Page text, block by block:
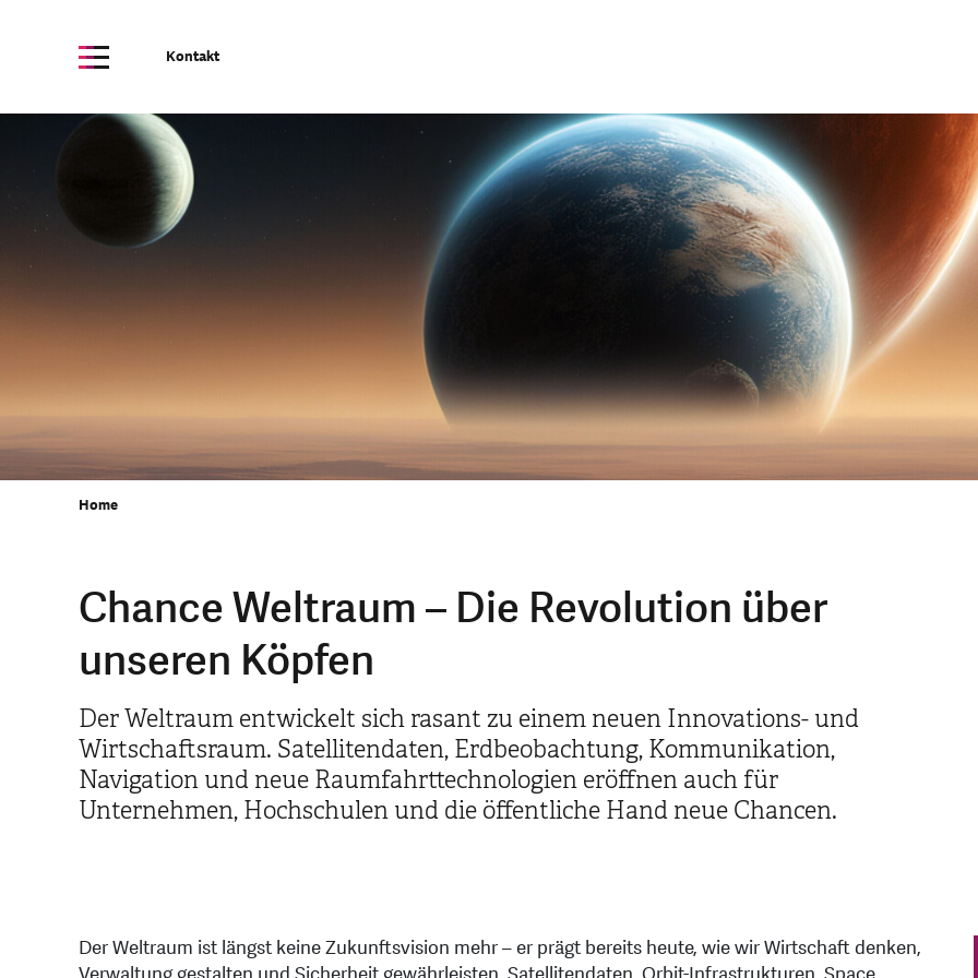
Kontakt
Home
Chance Weltraum – Die Revolution über
unseren Köpfen
Der Weltraum entwickelt sich rasant zu einem neuen Innovations- und
Wirtschaftsraum. Satellitendaten, Erdbeobachtung, Kommunikation,
Navigation und neue Raumfahrttechnologien eröffnen auch für
Unternehmen, Hochschulen und die öffentliche Hand neue Chancen.
Der Weltraum ist längst keine Zukunftsvision mehr – er prägt bereits heute, wie wir Wirtschaft denken,